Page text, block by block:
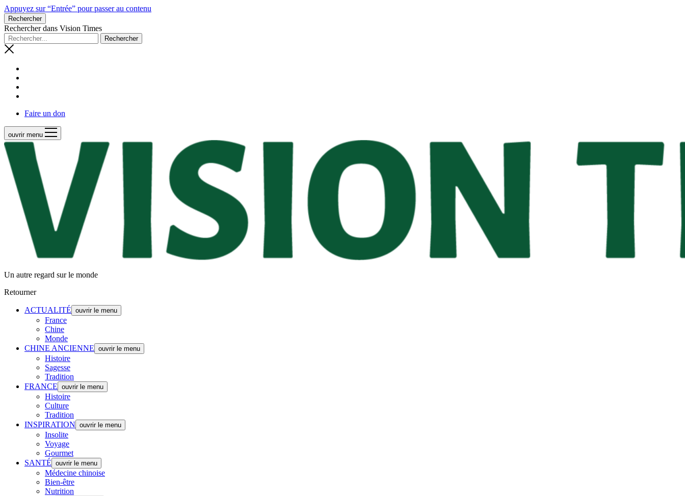
Appuyez sur “Entrée” pour passer au contenu
Rechercher
Rechercher dans Vision Times
Faire un don
ouvrir menu
Un autre regard sur le monde
Retourner
ACTUALITÉ ouvrir le menu
France
Chine
Monde
CHINE ANCIENNE ouvrir le menu
Histoire
Sagesse
Tradition
FRANCE ouvrir le menu
Histoire
Culture
Tradition
INSPIRATION ouvrir le menu
Insolite
Voyage
Gourmet
SANTÉ ouvrir le menu
Médecine chinoise
Bien-être
Nutrition